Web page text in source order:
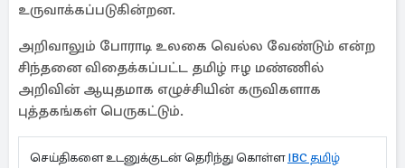
உருவாக்கப்படுகின்றன.
அறிவாலும் போராடி உலகை வெல்ல வேண்டும் என்ற
சிந்தனை விதைக்கப்பட்ட தமிழ் ஈழ மண்ணில்
அறிவின் ஆயுதமாக எழுச்சியின் கருவிகளாக
புத்தகங்கள் பெருகட்டும்.
செய்திகளை உடனுக்குடன் தெரிந்து கொள்ளIBC தமிழ்